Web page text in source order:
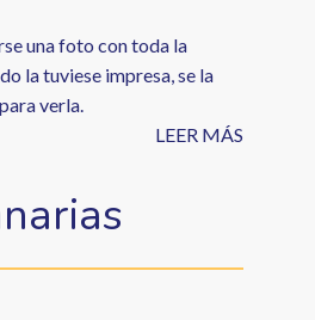
una foto con toda la
la tuviese impresa, se la
verla.
LEER MÁS